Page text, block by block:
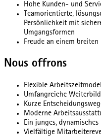
Hohe Kunden- und
Teamorientierte,
Persönlichkeit mit
Umgangsformen
Freude an einem
Nous offrons
Flexible
Umfangreiche
Kurze
Moderne
Ein junges,
Vielfältige